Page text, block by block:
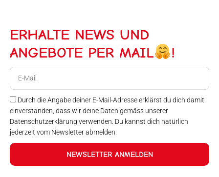
ERHALTE NEWS UND
ANGEBOTE PER MAIL
!
Durch die Angabe deiner E-Mail-Adresse erklärst du dich damit
einverstanden, dass wir deine Daten gemäss unserer
Datenschutzerklärung verwenden. Du kannst dich natürlich
jederzeit vom Newsletter abmelden.
NEWSLETTER ANMELDEN